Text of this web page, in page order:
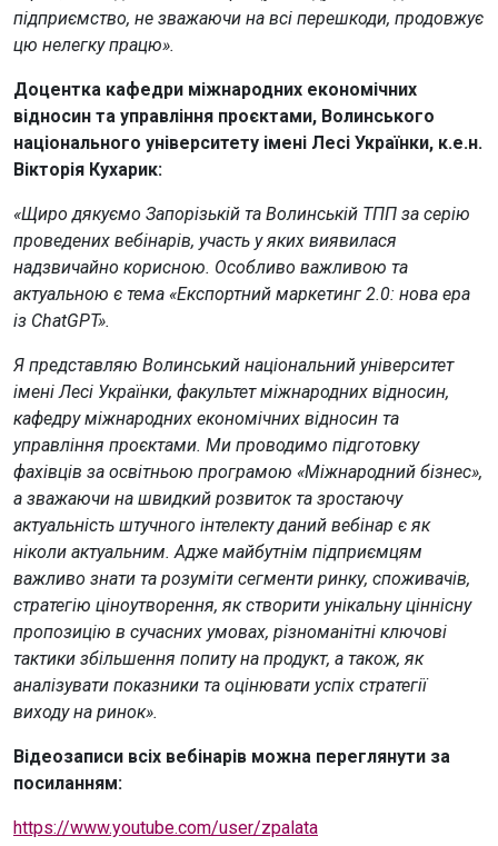
підприємство, не зважаючи на всі перешкоди, продовжує
цю нелегку працю».
Доцентка кафедри міжнародних економічних
відносин та управління проєктами, Волинського
національного університету імені Лесі Українки, к.е.н.
Вікторія Кухарик:
«Щиро дякуємо Запорізькій та Волинській ТПП за серію
проведених вебінарів, участь у яких виявилася
надзвичайно корисною. Особливо важливою та
актуальною є тема «Експортний маркетинг 2.0: нова ера
із ChatGPT».
Я представляю Волинський національний університет
імені Лесі Українки, факультет міжнародних відносин,
кафедру міжнародних економічних відносин та
управління проєктами. Ми проводимо підготовку
фахівців за освітньою програмою «Міжнародний бізнес»,
а зважаючи на швидкий розвиток та зростаючу
актуальність штучного інтелекту даний вебінар є як
ніколи актуальним. Адже майбутнім підприємцям
важливо знати та розуміти сегменти ринку, споживачів,
стратегію ціноутворення, як створити унікальну ціннісну
пропозицію в сучасних умовах, різноманітні ключові
тактики збільшення попиту на продукт, а також, як
аналізувати показники та оцінювати успіх стратегії
виходу на ринок».
Відеозаписи всіх вебінарів можна переглянути за
посиланням:
https://www.youtube.com/user/zpalata